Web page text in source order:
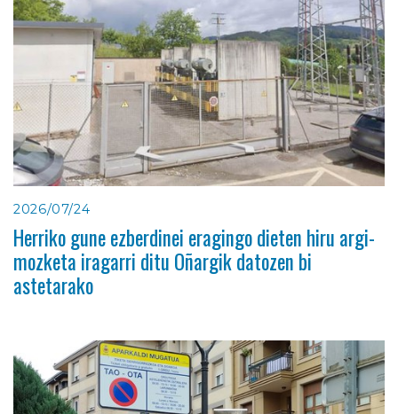
2026/07/24
Herriko gune ezberdinei eragingo dieten hiru argi-
mozketa iragarri ditu Oñargik datozen bi
astetarako